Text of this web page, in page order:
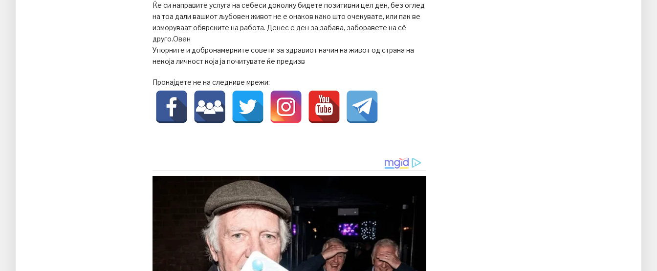
Ќе си направите услуга на себеси доколку бидете позитивни цел ден, без оглед
на тоа дали вашиот љубовен живот не е онаков како што очекувате, или пак ве
изморуваат обврските на работа. Денес е ден за забава, заборавете на сѐ
друго.Овен
Упорните и добронамерните совети за здравиот начин на живот од страна на
некоја личност која ја почитувате ќе предизв
Пронајдете не на следниве мрежи: